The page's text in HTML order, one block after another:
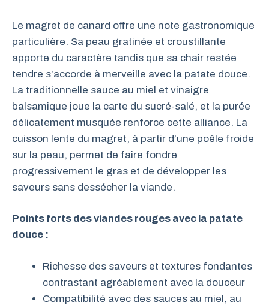
Le magret de canard offre une note gastronomique
particulière. Sa peau gratinée et croustillante
apporte du caractère tandis que sa chair restée
tendre s’accorde à merveille avec la patate douce.
La traditionnelle sauce au miel et vinaigre
balsamique joue la carte du sucré-salé, et la purée
délicatement musquée renforce cette alliance. La
cuisson lente du magret, à partir d’une poêle froide
sur la peau, permet de faire fondre
progressivement le gras et de développer les
saveurs sans dessécher la viande.
Points forts des viandes rouges avec la patate
douce :
Richesse des saveurs et textures fondantes
contrastant agréablement avec la douceur
Compatibilité avec des sauces au miel, au